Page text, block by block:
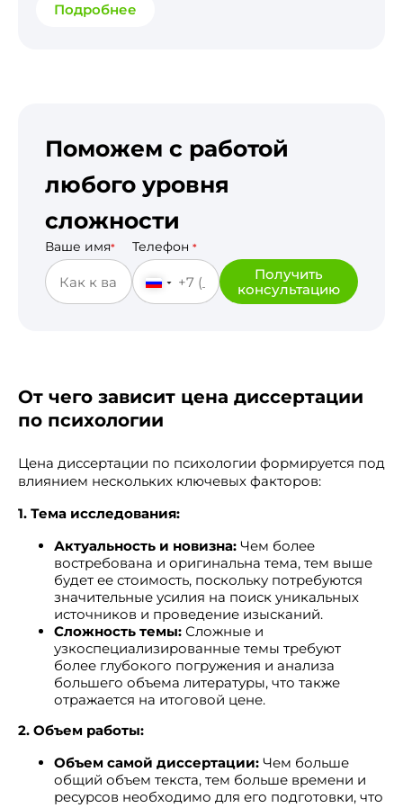
Подробнее
Поможем с работой
любого уровня
сложности
Ваше имя* Телефон *
Получить
консультацию
От чего зависит цена диссертации
по психологии
Цена диссертации по психологии формируется под
влиянием нескольких ключевых факторов:
1. Тема исследования:
Актуальность и новизна: Чем более
востребована и оригинальна тема, тем выше
будет ее стоимость, поскольку потребуются
значительные усилия на поиск уникальных
источников и проведение изысканий.
Сложность темы: Сложные и
узкоспециализированные темы требуют
более глубокого погружения и анализа
большего объема литературы, что также
отражается на итоговой цене.
2. Объем работы:
Объем самой диссертации: Чем больше
общий объем текста, тем больше времени и
ресурсов необходимо для его подготовки, что